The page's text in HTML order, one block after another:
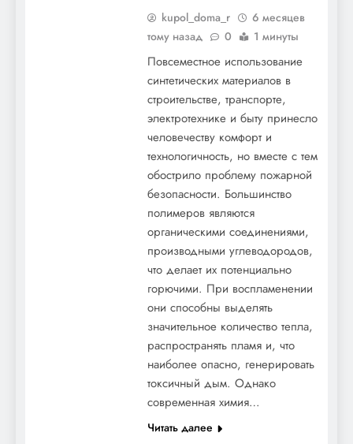
kupol_doma_r
6 месяцев
тому назад
0 1 минуты
Повсеместное использование
синтетических материалов в
строительстве, транспорте,
электротехнике и быту принесло
человечеству комфорт и
технологичность, но вместе с тем
обострило проблему пожарной
безопасности. Большинство
полимеров являются
органическими соединениями,
производными углеводородов,
что делает их потенциально
горючими. При воспламенении
они способны выделять
значительное количество тепла,
распространять пламя и, что
наиболее опасно, генерировать
токсичный дым. Однако
современная химия…
Читать далее